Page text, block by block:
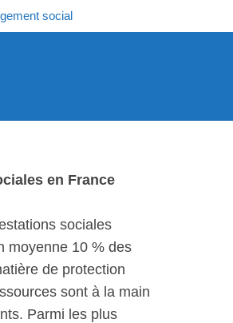
social
en France
sociales
moyenne 10 % des
de protection
sont à la main
Parmi les plus